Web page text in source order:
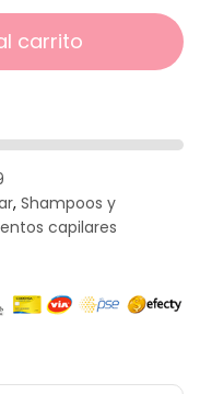
carrito
, Shampoos y
capilares